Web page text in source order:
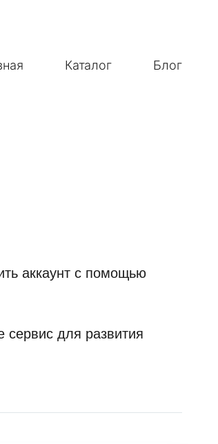
Каталог Блог
аккаунт с помощью
сервис для развития